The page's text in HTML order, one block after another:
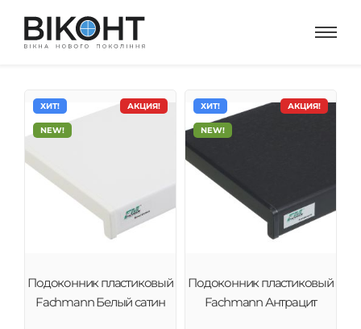
АКЦИЯ!
ХИТ!
NEW!
Подоконник пластиковый
Fachmann Белый сатин
АКЦИЯ!
ХИТ!
NEW!
Подоконник пластиковый
Fachmann Антрацит